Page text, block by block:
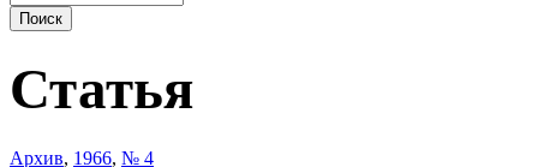
Статья
Архив, 1966, № 4